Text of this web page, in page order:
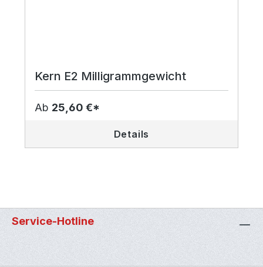
Kern E2 Milligrammgewicht
Ab 25,60 €*
Details
Service-Hotline